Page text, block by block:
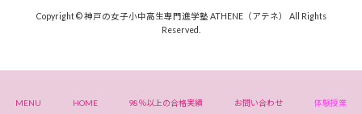
Copyright © 神戸の女子小中高生専門進学塾 ATHENE（アテネ） All Rights
Reserved.
MENU HOME 98％以上の合格実績 お問い合わせ 体験授業